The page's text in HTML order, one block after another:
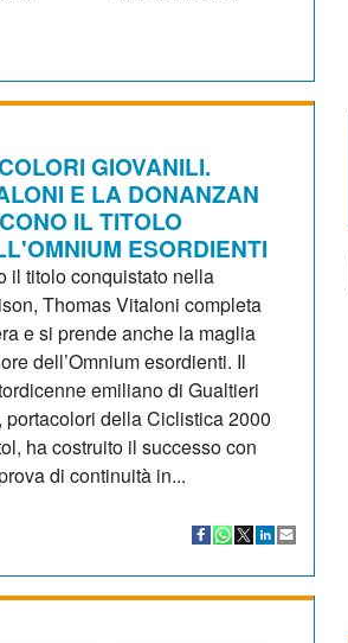
GIOVANILI.
E LA DONANZAN
IL TITOLO
ESORDIENTI
il titolo conquistato nella
Thomas Vitaloni completa
e si prende anche la maglia
dell’Omnium esordienti. Il
emiliano di Gualtieri
portacolori della Ciclistica 2000
ha costruito il successo con
di continuità in...
#334 CHARLY WEGELIUS,